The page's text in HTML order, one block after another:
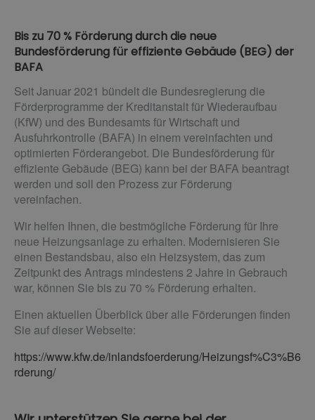
Bis zu 70 % Förderung durch die neue
Bundesförderung für effiziente Gebäude (BEG) der
BAFA
Seit Januar 2021 bündelt die Bundesregierung die
Förderprogramme der Kreditanstalt für Wiederaufbau
(KfW) und des Bundesamts für Wirtschaft und
Ausfuhrkontrolle (BAFA) in einem vereinfachten und
optimierten Förderangebot. Die Bundesförderung für
effiziente Gebäude (BEG) kann bei der BAFA beantragt
werden und soll den Prozess zur Förderung
vereinfachen.
Wir helfen Ihnen, die bestmögliche Förderung für Ihre
neue Heizungsanlage zu erhalten. Modernisieren Sie
einen Bestandsbau, also ein Heizsystem, das zum
Zeitpunkt des Antrags mindestens 2 Jahre in Gebrauch
war, können Sie bis zu 70 % Förderung erhalten.
Einen aktuellen Überblick über alle Förderungen finden
Sie auf dieser Webseite:
https://www.kfw.de/inlandsfoerderung/Heizungsf%C3%B6
rderung/